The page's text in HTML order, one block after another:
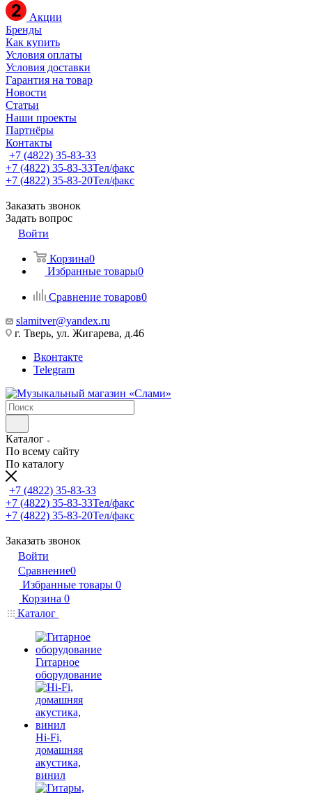
Акции
Бренды
Как купить
Условия оплаты
Условия доставки
Гарантия на товар
Новости
Статьи
Наши проекты
Партнёры
Контакты
+7 (4822) 35-83-33
+7 (4822) 35-83-33Тел/факс
+7 (4822) 35-83-20Тел/факс
Заказать звонок
Задать вопрос
Войти
Корзина0
Избранные товары0
Сравнение товаров0
slamitver@yandex.ru
г. Тверь, ул. Жигарева, д.46
Вконтакте
Telegram
Каталог
По всему сайту
По каталогу
+7 (4822) 35-83-33
+7 (4822) 35-83-33Тел/факс
+7 (4822) 35-83-20Тел/факс
Заказать звонок
Войти
Сравнение0
Избранные товары 0
Корзина 0
Каталог
Гитарное
оборудование
Hi-Fi,
домашняя
акустика,
винил